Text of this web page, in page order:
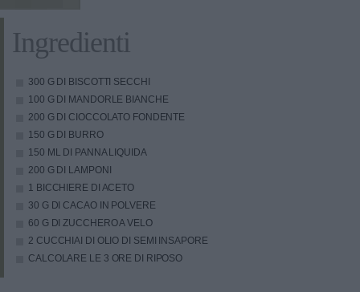
Ingredienti
300 G DI BISCOTTI SECCHI
100 G DI MANDORLE BIANCHE
200 G DI CIOCCOLATO FONDENTE
150 G DI BURRO
150 ML DI PANNA LIQUIDA
200 G DI LAMPONI
1 BICCHIERE DI ACETO
30 G DI CACAO IN POLVERE
60 G DI ZUCCHERO A VELO
2 CUCCHIAI DI OLIO DI SEMI INSAPORE
CALCOLARE LE 3 ORE DI RIPOSO